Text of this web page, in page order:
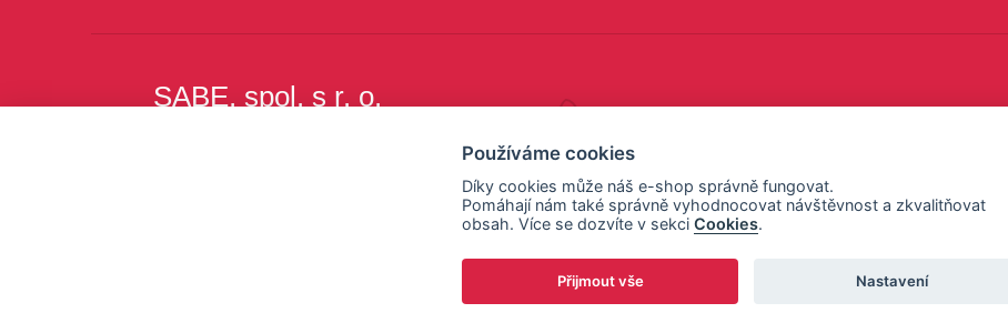
SABE, spol. s r. o.
nastavení cookies
Používáme cookies
Díky cookies může náš e-shop správně fungovat.
Pomáhají nám také správně vyhodnocovat návštěvnost a zkvalitňovat
obsah. Více se dozvíte v sekci Cookies.
Přijmout vše Nastavení